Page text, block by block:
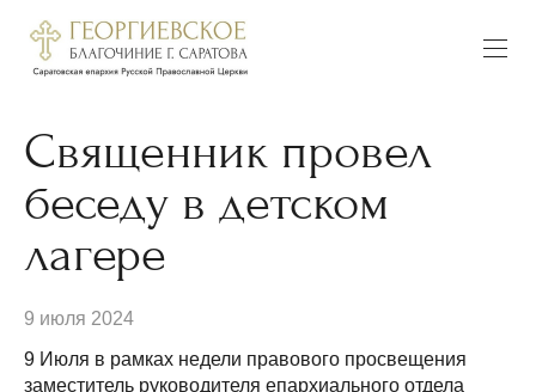
Священник провел
беседу в детском
лагере
9 июля 2024
9 Июля в рамках недели правового просвещения
заместитель руководителя епархиального отдела